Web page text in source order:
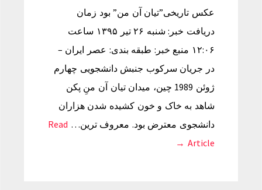
عکس تاریخی”تیان آن من” بود زمان
دریافت خبر: شنبه ۲۶ تیر ۱۳۹۵ ساعت
۱۲:۰۶ منبع خبر: طبقه بندی: عصر ایران –
در جریان سرکوب جنبش دانشجویی چهارم
ژوئن 1989 چین، میدان تیان آن منِ پکن
شاهد به خاک و خون کشیده شدن هزاران
دانشجوی معترض بود. معروف ترین… Read
Article →